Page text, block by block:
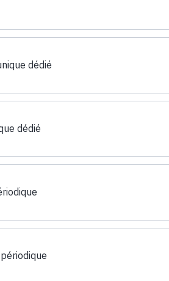
dédié
dédié